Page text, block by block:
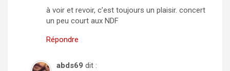
à voir et revoir, c’est toujours un plaisir. concert
un peu court aux NDF
Répondre
abds69 dit :